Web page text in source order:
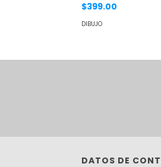
$399.00
DIBUJO
DATOS DE